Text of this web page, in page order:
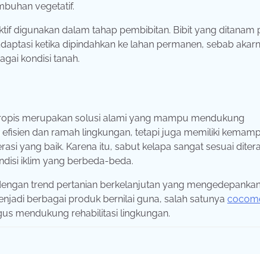
vegetatif.
digunakan dalam tahap pembibitan. Bibit yang ditanam
ketika dipindahkan ke lahan permanen, sebab
kondisi tanah.
merupakan solusi alami yang mampu mendukung
dan ramah lingkungan, tetapi juga memiliki
yang baik. Karena itu, sabut kelapa sangat sesuai
iklim yang berbeda-beda.
trend pertanian berkelanjutan yang
berbagai produk bernilai guna, salah satunya
mendukung rehabilitasi lingkungan.